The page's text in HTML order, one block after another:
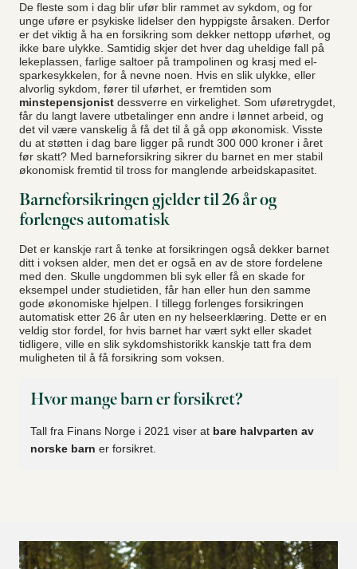
De fleste som i dag blir ufør blir rammet av sykdom, og for
unge uføre er psykiske lidelser den hyppigste årsaken. Derfor
er det viktig å ha en forsikring som dekker nettopp uførhet, og
ikke bare ulykke. Samtidig skjer det hver dag uheldige fall på
lekeplassen, farlige saltoer på trampolinen og krasj med el-
sparkesykkelen, for å nevne noen. Hvis en slik ulykke, eller
alvorlig sykdom, fører til uførhet, er fremtiden som
minstepensjonist dessverre en virkelighet. Som uføretrygdet,
får du langt lavere utbetalinger enn andre i lønnet arbeid, og
det vil være vanskelig å få det til å gå opp økonomisk. Visste
du at støtten i dag bare ligger på rundt 300 000 kroner i året
før skatt? Med barneforsikring sikrer du barnet en mer stabil
økonomisk fremtid til tross for manglende arbeidskapasitet.
Barneforsikringen gjelder til 26 år og
forlenges automatisk
Det er kanskje rart å tenke at forsikringen også dekker barnet
ditt i voksen alder, men det er også en av de store fordelene
med den. Skulle ungdommen bli syk eller få en skade for
eksempel under studietiden, får han eller hun den samme
gode økonomiske hjelpen. I tillegg forlenges forsikringen
automatisk etter 26 år uten en ny helseerklæring. Dette er en
veldig stor fordel, for hvis barnet har vært sykt eller skadet
tidligere, ville en slik sykdomshistorikk kanskje tatt fra dem
muligheten til å få forsikring som voksen.
Hvor mange barn er forsikret?
Tall fra Finans Norge i 2021 viser at bare halvparten av
norske barn er forsikret.